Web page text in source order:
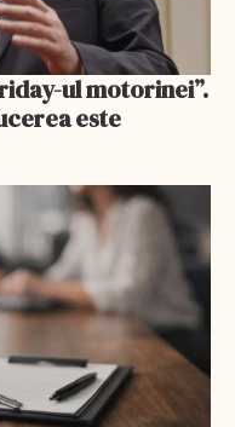
ul motorinei”.
este